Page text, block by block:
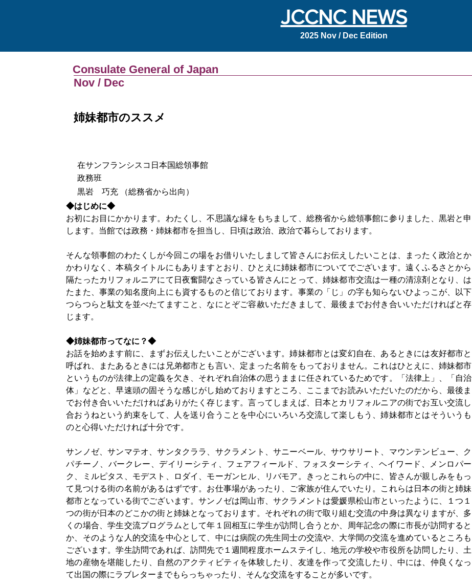
JCCNC NEWS
2025 Nov / Dec Edition
Consulate General of Japan
Nov / Dec
姉妹都市のススメ
在サンフランシスコ日本国総領事館
政務班
黒岩 巧充 （総務省から出向）
◆はじめに◆
お初にお目にかかります。わたくし、不思議な縁をもちまして、総務省から総領事館に参りました、黒岩と申
します。当館では政務・姉妹都市を担当し、日頃は政治、政治で暮らしております。
そんな領事館のわたくしが今回この場をお借りいたしまして皆さんにお伝えしたいことは、まったく政治とか
かわりなく、本稿タイトルにもありますとおり、ひとえに姉妹都市についてでございます。遠くふるさとから
隔たったカリフォルニアにて日夜奮闘なさっている皆さんにとって、姉妹都市交流は一種の清涼剤となり、は
たまた、事業の知名度向上にも資するものと信じております。事業の「じ」の字も知らないひよっこが、以下
つらつらと駄文を並べたてますこと、なにとぞご容赦いただきまして、最後までお付き合いいただければと存
じます。
◆姉妹都市ってなに？◆
お話を始めます前に、まずお伝えしたいことがございます。姉妹都市とは変幻自在、あるときには友好都市と
呼ばれ、またあるときには兄弟都市とも言い、定まった名前をもっておりません。これはひとえに、姉妹都市
というものが法律上の定義を欠き、それぞれ自治体の思うままに任されているためです。「法律上」、「自治
体」などと、早速頭の固そうな感じがし始めておりますところ、ここまでお読みいただいたのだから、最後ま
でお付き合いいただければありがたく存じます。言ってしまえば、日本とカリフォルニアの街でお互い交流し
合おうねという約束をして、人を送り合うことを中心にいろいろ交流して楽しもう、姉妹都市とはそういうも
のと心得いただければ十分です。
サンノゼ、サンマテオ、サンタクララ、サクラメント、サニーベール、サウサリート、マウンテンビュー、ク
パチーノ、バークレー、デイリーシティ、フェアフィールド、フォスターシティ、ヘイワード、メンロパー
ク、ミルピタス、モデスト、ロダイ、モーガンヒル、リバモア。きっとこれらの中に、皆さんが親しみをもっ
て見つける街の名前があるはずです。お仕事場があったり、ご家族が住んでいたり。これらは日本の街と姉妹
都市となっている街でございます。サンノゼは岡山市、サクラメントは愛媛県松山市といったように、１つ１
つの街が日本のどこかの街と姉妹となっております。それぞれの街で取り組む交流の中身は異なりますが、多
くの場合、学生交流プログラムとして年１回相互に学生が訪問し合うとか、周年記念の際に市長が訪問すると
か、そのような人的交流を中心として、中には病院の先生同士の交流や、大学間の交流を進めているところも
ございます。学生訪問であれば、訪問先で１週間程度ホームステイし、地元の学校や市役所を訪問したり、土
地の産物を堪能したり、自然のアクティビティを体験したり、友達を作って交流したり、中には、仲良くなっ
て出国の際にラブレターまでもらっちゃったり、そんな交流をすることが多いです。